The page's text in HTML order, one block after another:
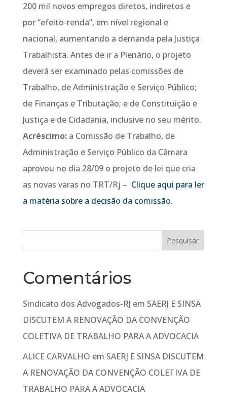
200 mil novos empregos diretos, indiretos e
por “efeito-renda”, em nível regional e
nacional, aumentando a demanda pela Justiça
Trabalhista. Antes de ir a Plenário, o projeto
deverá ser examinado pelas comissões de
Trabalho, de Administração e Serviço Público;
de Finanças e Tributação; e de Constituição e
Justiça e de Cidadania, inclusive no seu mérito.
Acréscimo:a Comissão de Trabalho, de
Administração e Serviço Público da Câmara
aprovou no dia 28/09 o projeto de lei que cria
as novas varas no TRT/Rj – Clique aqui para ler
a matéria sobre a decisão da comissão.
Comentários
Sindicato dos Advogados-RJ em SAERJ E SINSA
DISCUTEM A RENOVAÇÃO DA CONVENÇÃO
COLETIVA DE TRABALHO PARA A ADVOCACIA
ALICE CARVALHO em SAERJ E SINSA DISCUTEM
A RENOVAÇÃO DA CONVENÇÃO COLETIVA DE
TRABALHO PARA A ADVOCACIA